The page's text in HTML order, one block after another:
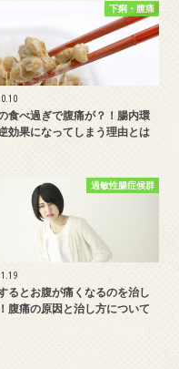
下痢・腹痛
食べ過ぎで腹痛が？！腸内環
効果になってしまう理由とは
過敏性腸症候群
るとお腹が痛くなるのを治し
腹痛の原因と治し方について